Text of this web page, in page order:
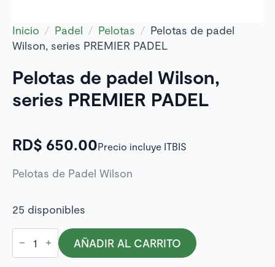
Inicio Padel Pelotas
Pelotas de padel
Wilson, series PREMIER PADEL
Pelotas de padel Wilson,
series PREMIER PADEL
RD$ 650.00Precio incluye ITBIS
Pelotas de Padel Wilson
25 disponibles
Pelotas
de
padel
AÑADIR AL CARRITO